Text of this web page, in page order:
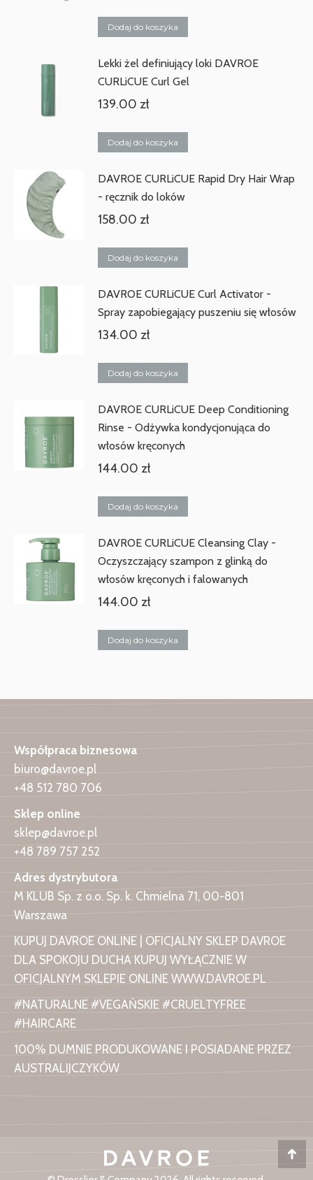
Dodaj do koszyka
Lekki żel definiujący loki DAVROE
CURLiCUE Curl Gel
139.00 zł
Dodaj do koszyka
DAVROE CURLiCUE Rapid Dry Hair Wrap
- ręcznik do loków
158.00 zł
Dodaj do koszyka
DAVROE CURLiCUE Curl Activator -
Spray zapobiegający puszeniu się włosów
134.00 zł
Dodaj do koszyka
DAVROE CURLiCUE Deep Conditioning
Rinse - Odżywka kondycjonująca do
włosów kręconych
144.00 zł
Dodaj do koszyka
DAVROE CURLiCUE Cleansing Clay -
Oczyszczający szampon z glinką do
włosów kręconych i falowanych
144.00 zł
Dodaj do koszyka
Współpraca biznesowa
biuro@davroe.pl
+48 512 780 706
Sklep online
sklep@davroe.pl
+48 789 757 252
Adres dystrybutora
M KLUB Sp. z o.o. Sp. k. Chmielna 71, 00-801
Warszawa
KUPUJ DAVROE ONLINE | OFICJALNY SKLEP DAVROE
DLA SPOKOJU DUCHA KUPUJ WYŁĄCZNIE W
OFICJALNYM SKLEPIE ONLINE WWW.DAVROE.PL
#NATURALNE #VEGAŃSKIE #CRUELTYFREE
#HAIRCARE
100% DUMNIE PRODUKOWANE I POSIADANE PRZEZ
AUSTRALIJCZYKÓW
Do